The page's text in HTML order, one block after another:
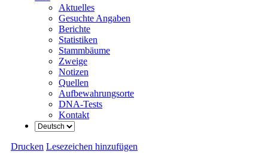
Aktuelles
Gesuchte Angaben
Berichte
Statistiken
Stammbäume
Zweige
Notizen
Quellen
Aufbewahrungsorte
DNA-Tests
Kontakt
Drucken Lesezeichen hinzufügen